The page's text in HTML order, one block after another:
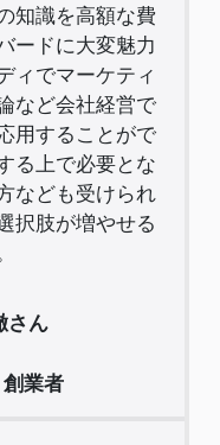
知識を高額な費
ードに大変魅力
ィでマーケティ
など会社経営で
用することがで
る上で必要とな
なども受けられ
択肢が増やせる
ん
業者